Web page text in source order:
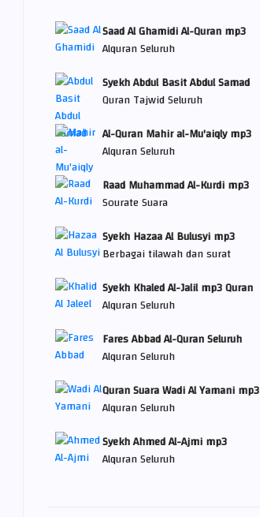
Saad Al Ghamidi Al-Quran mp3
Alquran Seluruh
Syekh Abdul Basit Abdul Samad
Quran Tajwid Seluruh
Al-Quran Mahir al-Mu'aiqly mp3
Alquran Seluruh
Raad Muhammad Al-Kurdi mp3
Sourate Suara
Syekh Hazaa Al Bulusyi mp3
Berbagai tilawah dan surat
Syekh Khaled Al-Jalil mp3 Quran
Alquran Seluruh
Fares Abbad Al-Quran Seluruh
Alquran Seluruh
Quran Suara Wadi Al Yamani mp3
Alquran Seluruh
Syekh Ahmed Al-Ajmi mp3
Alquran Seluruh